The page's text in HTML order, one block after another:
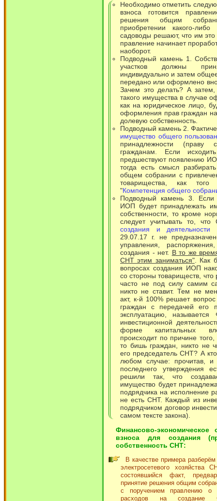
Необходимо отметить
взноса готовится
решения общим
приобретении какого-
садоводы решают, что им это
правление начинает
наоборот.
Подводный камень 1.
участков должны
индивидуально и затем
передано или оформлено
Зачем это делать? А
такого имущества в случае
как на юридическое лицо,
оформления прав граждан
долевую собственность.
Подводный камень 2.
имущество общего
принадлежности (праву
гражданам. Если
предшествуют появлению
тогда есть смысл
общем собрании с
товарищества, как
"Компетенция общего
Подводный камень 3. Если
ИОП будет принадлежать
собственности, то кроме
следует учитывать то,
создания и деятельности
29.07.17 г. не
управления,
создания - нет. В то же
СНТ этим заниматься". Как
вопросах создания ИОП
со стороны товариществ, что
часто не под силу самим
никто не ставит. Тем не
акт, к-й 100% решает
граждан с передачей его
эксплуатацию,
инвестиционной
форме капитальных
происходит по причине
то бишь граждан, никто не
его председатель СНТ? А
любом случае: прочитав,
последнего утверждения
решили так, что
имущество будет
подрядчика на исполнение
не есть СНТ. Каждый из
подрядчиком договор
самом тексте закона).
Финансово-экономическое
взноса для создания
собственность СНТ:
В качестве примера
электросетевого
состоявшийся факт,
принятие решения общим
с поручением правлению
расходов на